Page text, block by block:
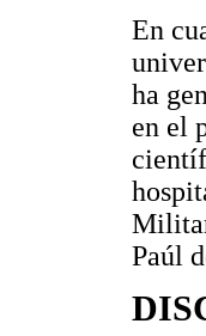
En
ha
en el
Paúl